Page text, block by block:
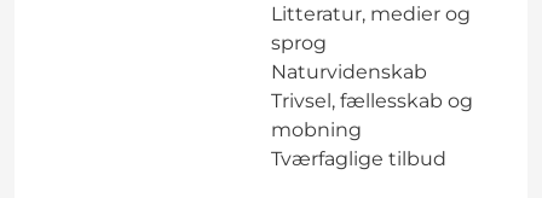
Litteratur, medier og
sprog
Naturvidenskab
Trivsel, fællesskab og
mobning
Tværfaglige tilbud